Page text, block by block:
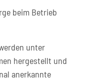
beim Betrieb
unter
hergestellt und
anerkannte